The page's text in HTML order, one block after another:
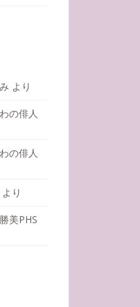
より
の俳人
の俳人
より
美PHS